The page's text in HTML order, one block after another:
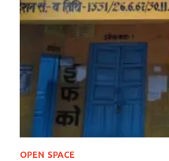
OPEN SPACE